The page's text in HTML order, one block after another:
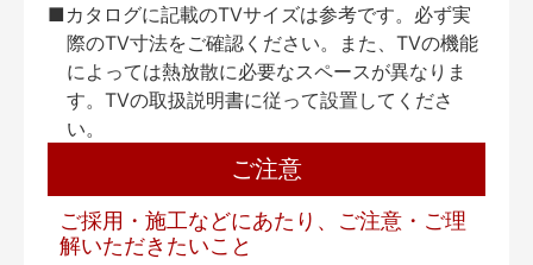
■カタログに記載のTVサイズは参考です。必ず実
際のTV寸法をご確認ください。また、TVの機能
によっては熱放散に必要なスペースが異なりま
す。TVの取扱説明書に従って設置してくださ
い。
ご注意
ご採用・施工などにあたり、ご注意・ご理
解いただきたいこと